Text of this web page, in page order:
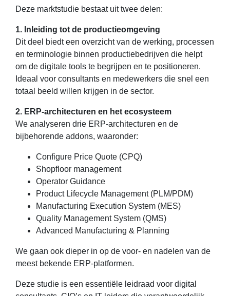
Deze marktstudie bestaat uit twee delen:
1. Inleiding tot de productieomgeving
Dit deel biedt een overzicht van de werking, processen
en terminologie binnen productiebedrijven die helpt
om de digitale tools te begrijpen en te positioneren.
Ideaal voor consultants en medewerkers die snel een
totaal beeld willen krijgen in de sector.
2. ERP-architecturen en het ecosysteem
We analyseren drie ERP-architecturen en de
bijbehorende addons, waaronder:
Configure Price Quote (CPQ)
Shopfloor management
Operator Guidance
Product Lifecycle Management (PLM/PDM)
Manufacturing Execution System (MES)
Quality Management System (QMS)
Advanced Manufacturing & Planning
We gaan ook dieper in op de voor- en nadelen van de
meest bekende ERP-platformen.
Deze studie is een essentiële leidraad voor digital